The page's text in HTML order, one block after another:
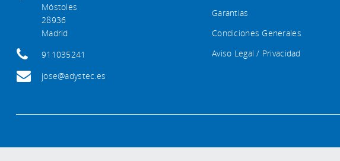
Móstoles
28936
Madrid
911035241
jose@adystec.es
Garantias
Condiciones Generales
Aviso Legal / Privacidad